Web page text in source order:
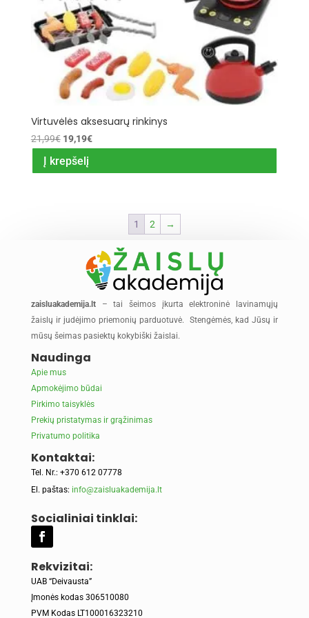
Virtuvėlės aksesuarų rinkinys
21,99€ Original
price
was:
19,19€Current
Į krepšelį
1 2 →
zaisluakademija.lt
– tai šeimos įkurta elektroninė lavinamųjų
žaislų ir judėjimo priemonių parduotuvė. Stengėmės, kad Jūsų ir
mūsų šeimas pasiektų kokybiški žaislai.
Naudinga
Apie mus
Apmokėjimo būdai
Pirkimo taisyklės
Prekių pristatymas ir grąžinimas
Privatumo politika
Kontaktai:
Tel. Nr.: +370 612 07778
El. paštas: info@zaisluakademija.lt
Socialiniai tinklai:
Rekvizitai:
UAB “Deivausta”
Įmonės kodas 306510080
PVM Kodas LT100016323210